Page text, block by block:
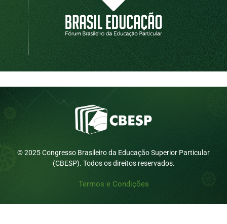
© 2025 Congresso Brasileiro da Educação Superior Particular
(CBESP). Todos os direitos reservados.
Termos e Condições